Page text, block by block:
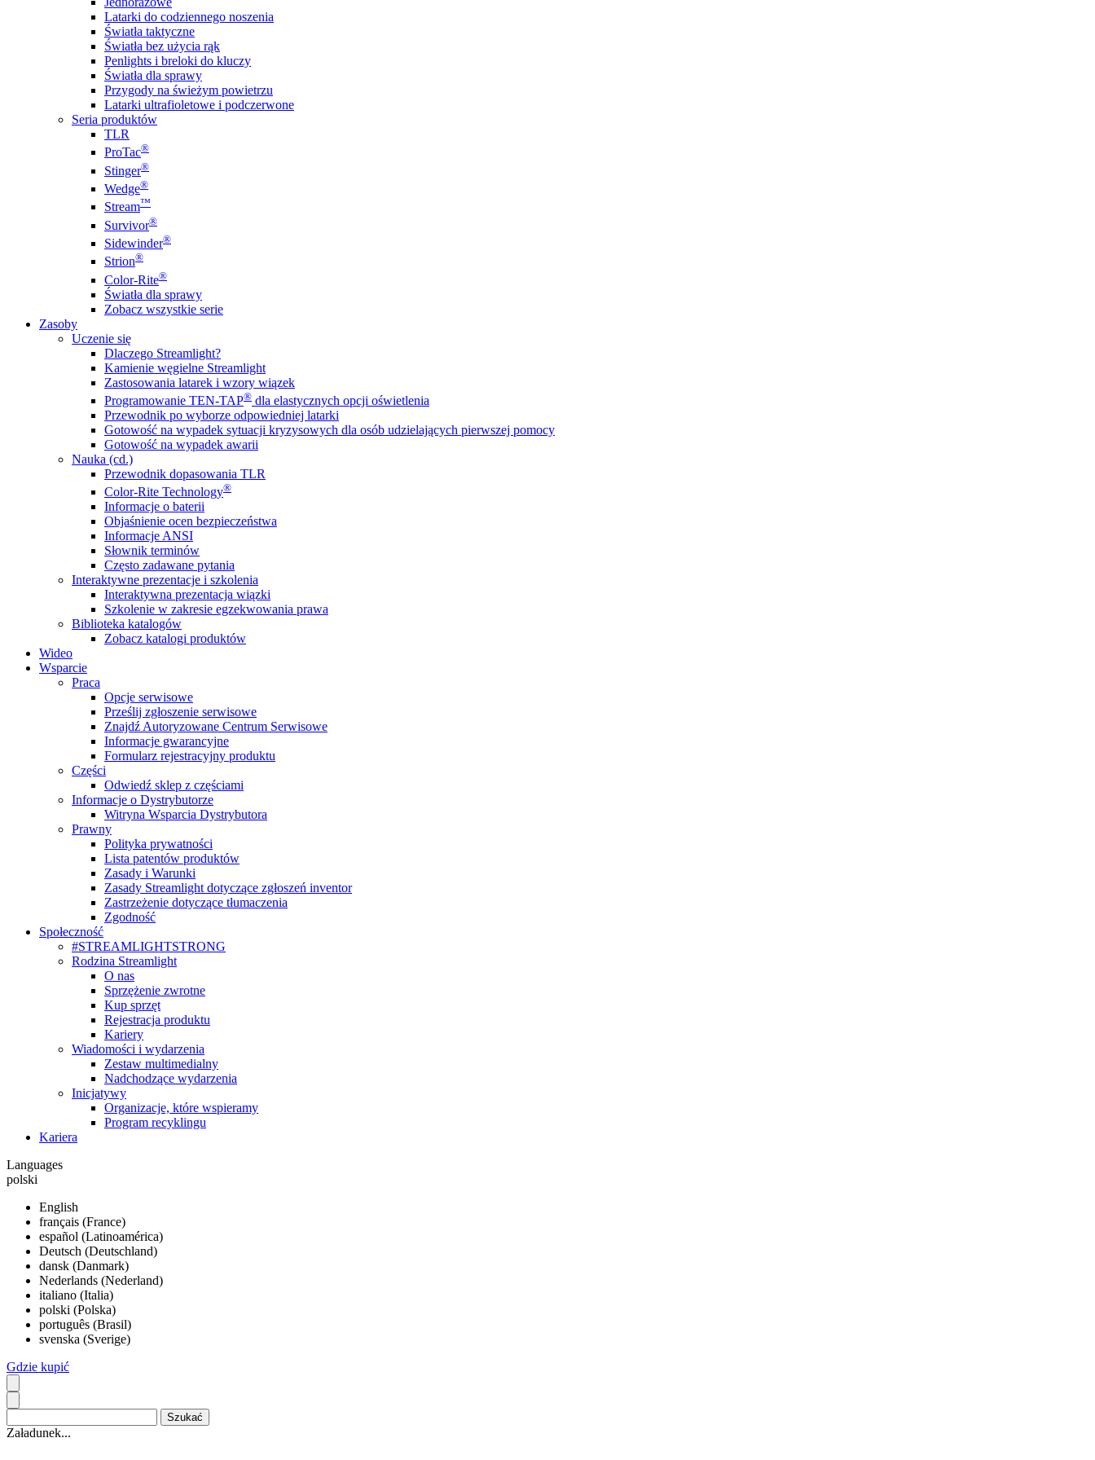
Latarki do codziennego noszenia
Światła taktyczne
Światła bez użycia rąk
Penlights i breloki do kluczy
Światła dla sprawy
Przygody na świeżym powietrzu
Latarki ultrafioletowe i podczerwone
Seria produktów
TLR
ProTac®
Stinger®
Wedge®
Stream™
Survivor®
Sidewinder®
Strion®
Color-Rite®
Światła dla sprawy
Zobacz wszystkie serie
Zasoby
Uczenie się
Dlaczego Streamlight?
Kamienie węgielne Streamlight
Zastosowania latarek i wzory wiązek
Programowanie TEN-TAP® dla elastycznych opcji oświetlenia
Przewodnik po wyborze odpowiedniej latarki
Gotowość na wypadek sytuacji kryzysowych dla osób udzielających pierwszej pomocy
Gotowość na wypadek awarii
Nauka (cd.)
Przewodnik dopasowania TLR
Color-Rite Technology®
Informacje o baterii
Objaśnienie ocen bezpieczeństwa
Informacje ANSI
Słownik terminów
Często zadawane pytania
Interaktywne prezentacje i szkolenia
Interaktywna prezentacja wiązki
Szkolenie w zakresie egzekwowania prawa
Biblioteka katalogów
Zobacz katalogi produktów
Wideo
Wsparcie
Praca
Opcje serwisowe
Prześlij zgłoszenie serwisowe
Znajdź Autoryzowane Centrum Serwisowe
Informacje gwarancyjne
Formularz rejestracyjny produktu
Części
Odwiedź sklep z częściami
Informacje o Dystrybutorze
Witryna Wsparcia Dystrybutora
Prawny
Polityka prywatności
Lista patentów produktów
Zasady i Warunki
Zasady Streamlight dotyczące zgłoszeń inventor
Zastrzeżenie dotyczące tłumaczenia
Zgodność
Społeczność
#STREAMLIGHTSTRONG
Rodzina Streamlight
O nas
Sprzężenie zwrotne
Kup sprzęt
Rejestracja produktu
Kariery
Wiadomości i wydarzenia
Zestaw multimedialny
Nadchodzące wydarzenia
Inicjatywy
Organizacje, które wspieramy
Program recyklingu
Kariera
Languages
polski
English
français (France)
español (Latinoamérica)
Deutsch (Deutschland)
dansk (Danmark)
Nederlands (Nederland)
italiano (Italia)
polski (Polska)
português (Brasil)
svenska (Sverige)
Gdzie kupić
Załadunek...